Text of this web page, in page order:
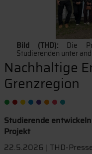
Bild (THD): Die
Studierenden unter
Nachhaltige
Grenzregion
Studierende
Projekt
22.5.2026 | THD-